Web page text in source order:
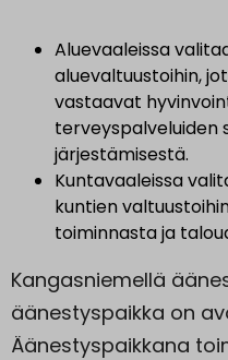
Aluevaaleissa
aluevaltuustoihin,
vastaavat
terveyspalveluiden
järjestämisestä.
Kuntavaaleissa
kuntien
toiminnasta ja
Kangasniemellä
äänestyspaikka on
Äänestyspaikkana